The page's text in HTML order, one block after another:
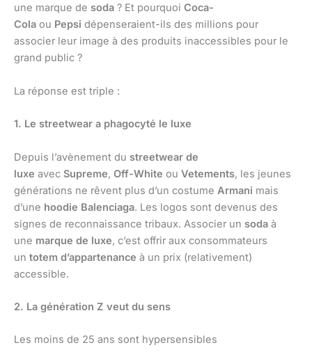
une marque de soda ? Et pourquoi Coca-
Cola ou Pepsi dépenseraient-ils des millions pour
associer leur image à des produits inaccessibles pour le
grand public ?
La réponse est triple :
1. Le streetwear a phagocyté le luxe
Depuis l’avènement du streetwear de
luxe avec Supreme, Off-White ou Vetements, les jeunes
générations ne rêvent plus d’un costume Armani mais
d’une hoodie Balenciaga. Les logos sont devenus des
signes de reconnaissance tribaux. Associer un soda à
une marque de luxe, c’est offrir aux consommateurs
un totem d’appartenance à un prix (relativement)
accessible.
2. La génération Z veut du sens
Les moins de 25 ans sont hypersensibles